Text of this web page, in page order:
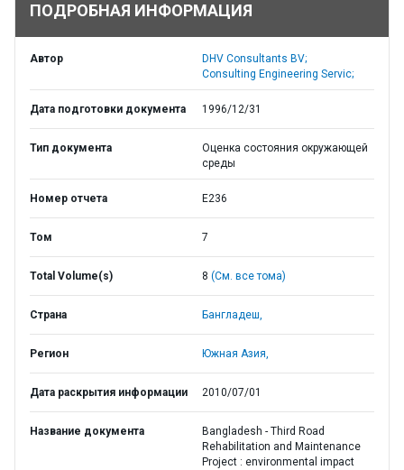
ПОДРОБНАЯ ИНФОРМАЦИЯ
Автор
DHV Consultants BV;
Consulting Engineering Servic;
Дата подготовки документа 1996/12/31
Тип документа
Оценка состояния окружающей
среды
Номер отчета E236
Том 7
Total Volume(s) 8 (См. все тома)
Страна Бангладеш,
Регион Южная Азия,
Дата раскрытия информации 2010/07/01
Название документа
Bangladesh - Third Road
Rehabilitation and Maintenance
Project : environmental impact